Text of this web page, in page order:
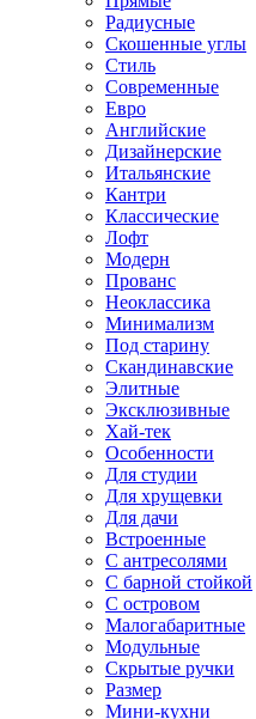
Радиусные
Скошенные углы
Стиль
Современные
Евро
Английские
Дизайнерские
Итальянские
Кантри
Классические
Лофт
Модерн
Прованс
Неоклассика
Минимализм
Под старину
Скандинавские
Элитные
Эксклюзивные
Хай-тек
Особенности
Для студии
Для хрущевки
Для дачи
Встроенные
С антресолями
С барной стойкой
С островом
Малогабаритные
Модульные
Скрытые ручки
Размер
Мини-кухни